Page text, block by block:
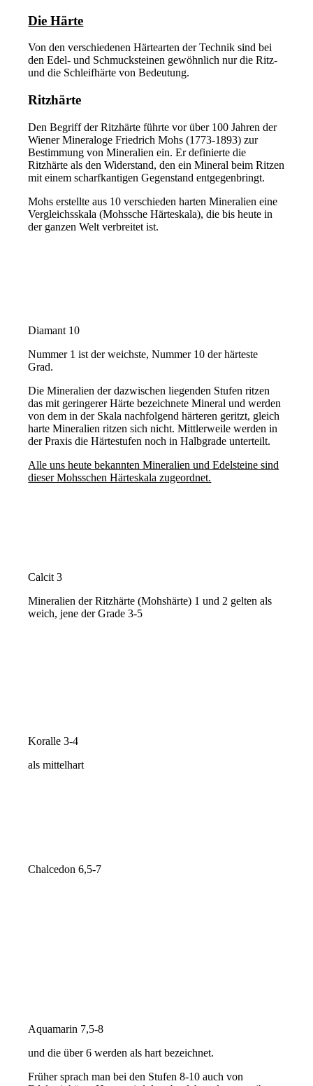
Die Härte
Von den verschiedenen Härtearten der Technik sind bei
den Edel- und Schmucksteinen gewöhnlich nur die Ritz-
und die Schleifhärte von Bedeutung.
Ritzhärte
Den Begriff der Ritzhärte führte vor über 100 Jahren der
Wiener Mineraloge Friedrich Mohs (1773-1893) zur
Bestimmung von Mineralien ein. Er definierte die
Ritzhärte als den Widerstand, den ein Mineral beim Ritzen
mit einem scharfkantigen Gegenstand entgegenbringt.
Mohs erstellte aus 10 verschieden harten Mineralien eine
Vergleichsskala (Mohssche Härteskala), die bis heute in
der ganzen Welt verbreitet ist.
Diamant 10
Nummer 1 ist der weichste, Nummer 10 der härteste
Grad.
Die Mineralien der dazwischen liegenden Stufen ritzen
das mit geringerer Härte bezeichnete Mineral und werden
von dem in der Skala nachfolgend härteren geritzt, gleich
harte Mineralien ritzen sich nicht. Mittlerweile werden in
der Praxis die Härtestufen noch in Halbgrade unterteilt.
Alle uns heute bekannten Mineralien und Edelsteine sind
dieser Mohsschen Härteskala zugeordnet.
Calcit 3
Mineralien der Ritzhärte (Mohshärte) 1 und 2 gelten als
weich, jene der Grade 3-5
Koralle 3-4
als mittelhart
Chalcedon 6,5-7
Aquamarin 7,5-8
und die über 6 werden als hart bezeichnet.
Früher sprach man bei den Stufen 8-10 auch von